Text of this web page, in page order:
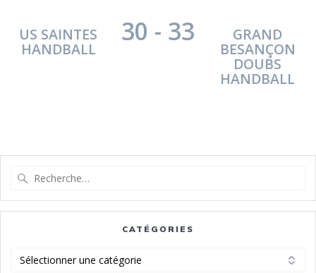
US SAINTES
HANDBALL
30 - 33 GRAND
BESANÇON
DOUBS
HANDBALL
:
CATÉGORIES